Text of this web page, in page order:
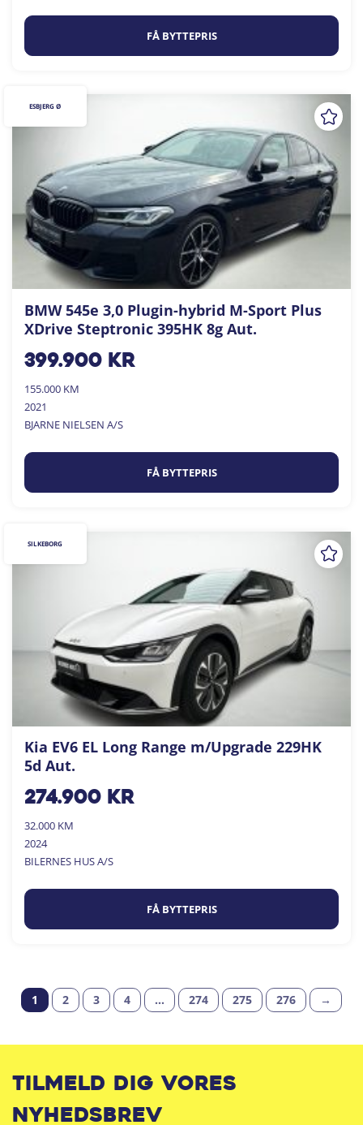
FÅ BYTTEPRIS
BMW 545e 3,0 Plugin-hybrid M-Sport Plus
XDrive Steptronic 395HK 8g Aut.
399.900kr
155.000 KM
2021
BJARNE NIELSEN A/S
FÅ BYTTEPRIS
ESBJERG Ø
Kia EV6 EL Long Range m/Upgrade 229HK
5d Aut.
274.900kr
32.000 KM
2024
BILERNES HUS A/S
FÅ BYTTEPRIS
SILKEBORG
1 2 3 4 … 274 275 276 →
Tilmeld dig vores
nyhedsbrev